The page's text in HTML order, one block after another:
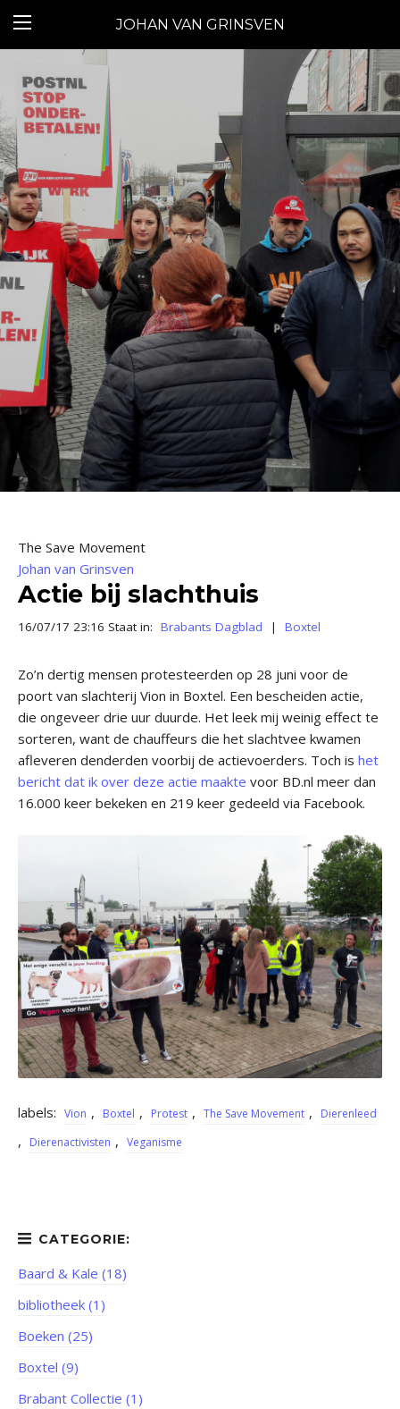
JOHAN VAN GRINSVEN
The Save Movement
Johan van Grinsven
Actie bij slachthuis
16/07/17 23:16 Staat in: Brabants Dagblad | Boxtel
Zo’n dertig mensen protesteerden op 28 juni voor de
poort van slachterij Vion in Boxtel. Een bescheiden actie,
die ongeveer drie uur duurde. Het leek mij weinig effect te
sorteren, want de chauffeurs die het slachtvee kwamen
afleveren denderden voorbij de actievoerders. Toch is het
bericht dat ik over deze actie maakte voor BD.nl meer dan
16.000 keer bekeken en 219 keer gedeeld via Facebook.
labels: Vion , Boxtel , Protest , The Save Movement , Dierenleed
, Dierenactivisten , Veganisme
Baard & Kale (18)
bibliotheek (1)
Boeken (25)
Boxtel (9)
Brabant Collectie (1)